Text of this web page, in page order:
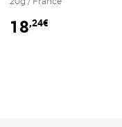
au panier
18,24€